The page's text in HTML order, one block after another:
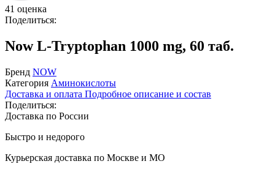
41 оценка
Поделиться:
Now L-Tryptophan 1000 mg, 60 таб.
Бренд NOW
Категория Аминокислоты
Доставка и оплата Подробное описание и состав
Поделиться:
Доставка по России
Быстро и недорого
Курьерская доставка по Москве и МО